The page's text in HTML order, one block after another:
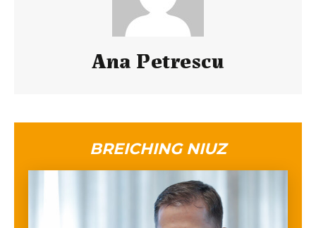
Ana Petrescu
BREICHING NIUZ